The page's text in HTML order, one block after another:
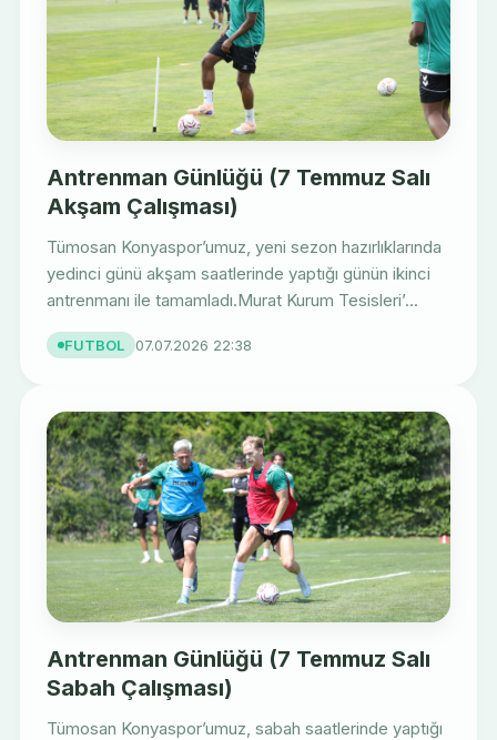
Antrenman Günlüğü (7 Temmuz Salı
Akşam Çalışması)
Tümosan Konyaspor’umuz, yeni sezon hazırlıklarında
yedinci günü akşam saatlerinde yaptığı günün ikinci
antrenmanı ile tamamladı.Murat Kurum Tesisleri’...
FUTBOL 07.07.2026 22:38
Antrenman Günlüğü (7 Temmuz Salı
Sabah Çalışması)
Tümosan Konyaspor’umuz, sabah saatlerinde yaptığı